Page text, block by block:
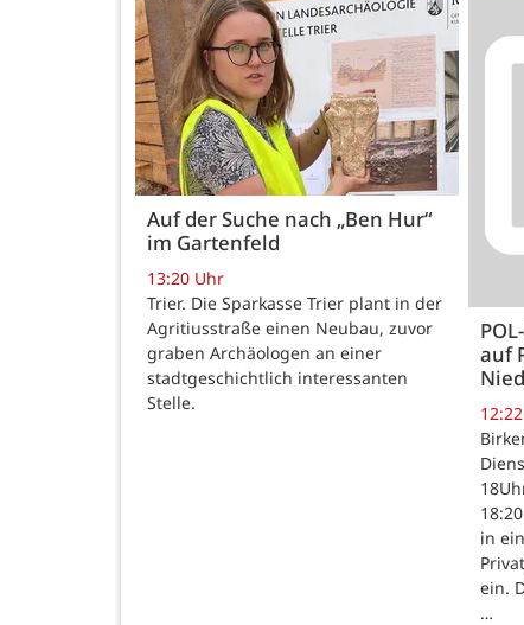
Auf der Suche nach „Ben Hur“
im Gartenfeld
13:20 Uhr
Trier. Die Sparkasse Trier plant in der
Agritiusstraße einen Neubau, zuvor
graben Archäologen an einer
stadtgeschichtlich interessanten
Stelle.
auf
in
ein.
…